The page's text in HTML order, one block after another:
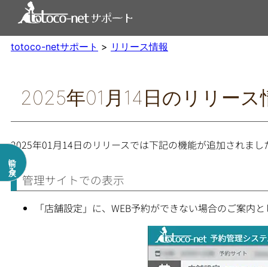
を
スtotoco-netサポート > リリース情報
2025年01月14日のリリース
2025年01月14日のリリースでは下記の機能が追加されまし
管理サイトでの表示
「店舗設定」に、WEB予約ができない場合のご案内
前に戻る